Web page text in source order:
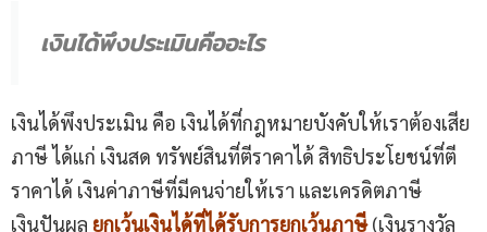
เงินได้พึงประเมินคืออะไร
เงินได้พึงประเมิน คือ เงินได้ที่กฎหมายบังคับให้เราต้องเสีย
ภาษี ได้แก่ เงินสด ทรัพย์สินที่ตีราคาได้ สิทธิประโยชน์ที่ตี
ราคาได้ เงินค่าภาษีที่มีคนจ่ายให้เรา และเครดิตภาษี
เงินปันผล ยกเว้นเงินได้ที่ได้รับการยกเว้นภาษี(เงินรางวัล